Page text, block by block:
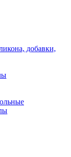
добавки,